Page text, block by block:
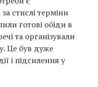
стислі терміни
готові обіди в
та організували
Це був дуже
і підсилення у